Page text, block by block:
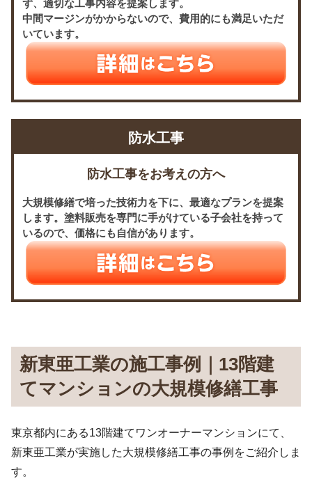
ず、適切な工事内容を提案します。
中間マージンがかからないので、費用的にも満足いただ
いています。
防水工事
防水工事をお考えの方へ
大規模修繕で培った技術力を下に、最適なプランを提案
します。塗料販売を専門に手がけている子会社を持って
いるので、価格にも自信があります。
新東亜工業の施工事例｜13階建
てマンションの大規模修繕工事
東京都内にある13階建てワンオーナーマンションにて、
新東亜工業が実施した大規模修繕工事の事例をご紹介しま
す。